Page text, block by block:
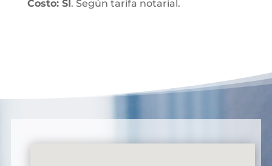
Costo: SÍ. Según tarifa notarial.